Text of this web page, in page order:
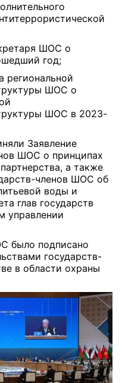
ШОС о
год;
региональной
ШОС о
ШОС в 2023-
Заявление
ШОС о принципах
а также
членов ШОС об
воды и
глав государств
управлении
было подписано
государств-
в области охраны